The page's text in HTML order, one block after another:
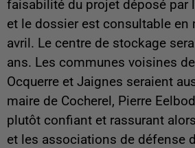
faisabilité du projet déposé par
et le dossier est consultable en
avril. Le centre de stockage
ans. Les communes voisines
Ocquerre et Jaignes seraient
maire de Cocherel, Pierre
plutôt confiant et rassurant
et les associations de défense